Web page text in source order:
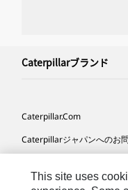
Caterpillarブランド
Caterpillar.com
Caterpillarジャパンへのお
サイト･マップ
This site uses